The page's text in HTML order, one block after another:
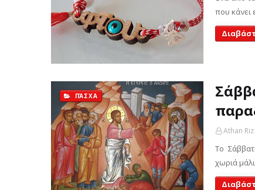
που κάνει
ΠΆΣΧΑ
Athan Riz
Το
χωριά